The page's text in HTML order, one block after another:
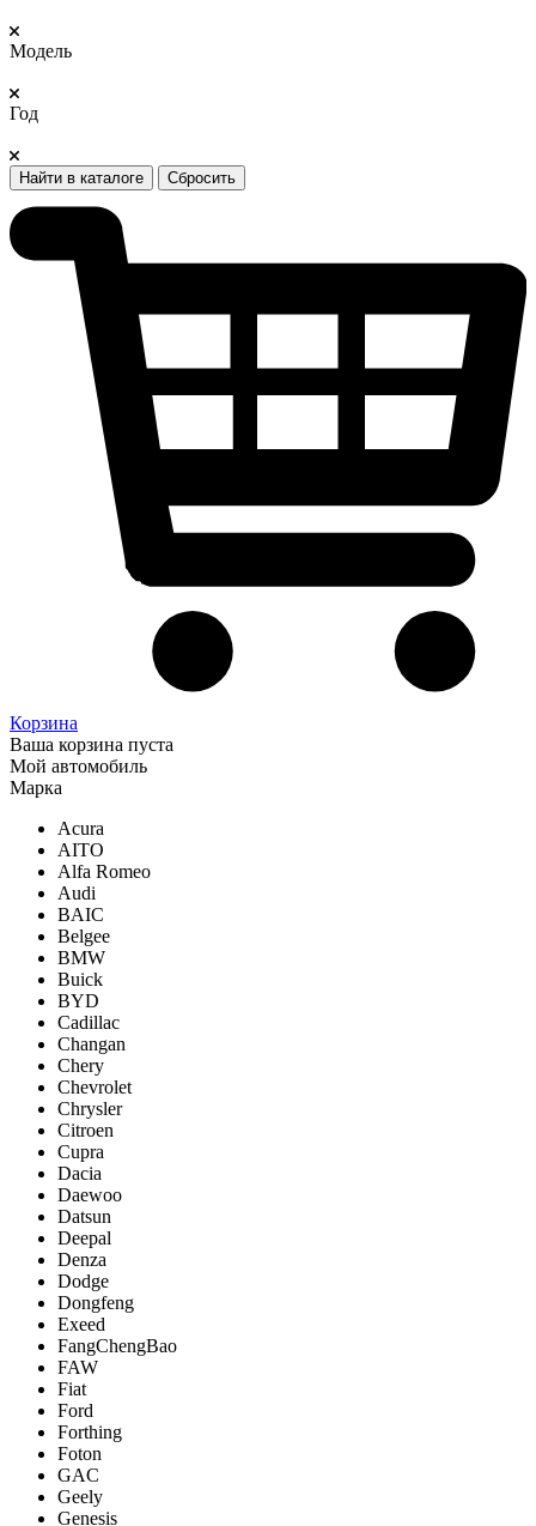
Модель
Год
Найти в каталоге Сбросить
Корзина
Ваша корзина пуста
Мой автомобиль
Марка
Acura
AITO
Alfa Romeo
Audi
BAIC
Belgee
BMW
Buick
BYD
Cadillac
Changan
Chery
Chevrolet
Chrysler
Citroen
Cupra
Dacia
Daewoo
Datsun
Deepal
Denza
Dodge
Dongfeng
Exeed
FangChengBao
FAW
Fiat
Ford
Forthing
Foton
GAC
Geely
Genesis